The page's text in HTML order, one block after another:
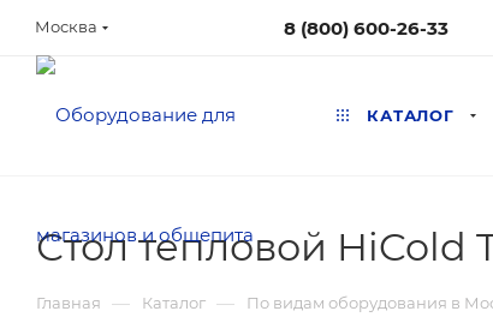
Москва 8 (800) 600-26-33
КАТАЛОГ
Стол тепловой HiCold
Главная — Каталог — По видам оборудования в